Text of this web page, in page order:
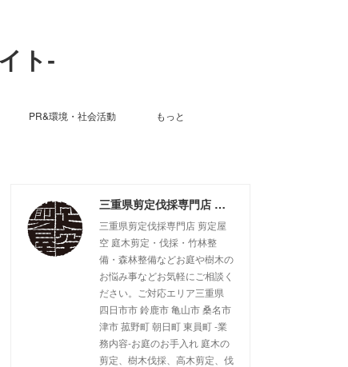
ト-
PR&環境・社会活動 もっと
三重県剪定伐採専門店 剪定屋空 -サブサイト-
三重県剪定伐採専門店 剪定屋
空 庭木剪定・伐採・竹林整
備・森林整備などお庭や樹木の
お悩み事などお気軽にご相談く
ださい。ご対応エリア三重県
四日市市 鈴鹿市 亀山市 桑名市
津市 菰野町 朝日町 東員町 -業
務内容-お庭のお手入れ 庭木の
剪定、樹木伐採、高木剪定、伐